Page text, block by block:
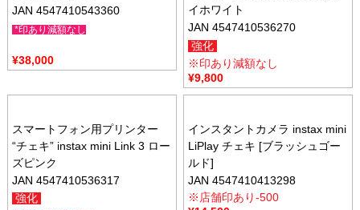
JAN 4547410543360
*印あり減額なし
¥38,000
イホワイト
JAN 4547410536270
強化
※印あり減額なし
¥9,800
スマートフォン用プリンター
“チェキ” instax mini Link 3 ロー
ズピンク
JAN 4547410536317
強化
インスタントカメラ instax mini
LiPlay チェキ [ブラッシュゴー
ルド]
JAN 4547410413298
※店舗印あり-500